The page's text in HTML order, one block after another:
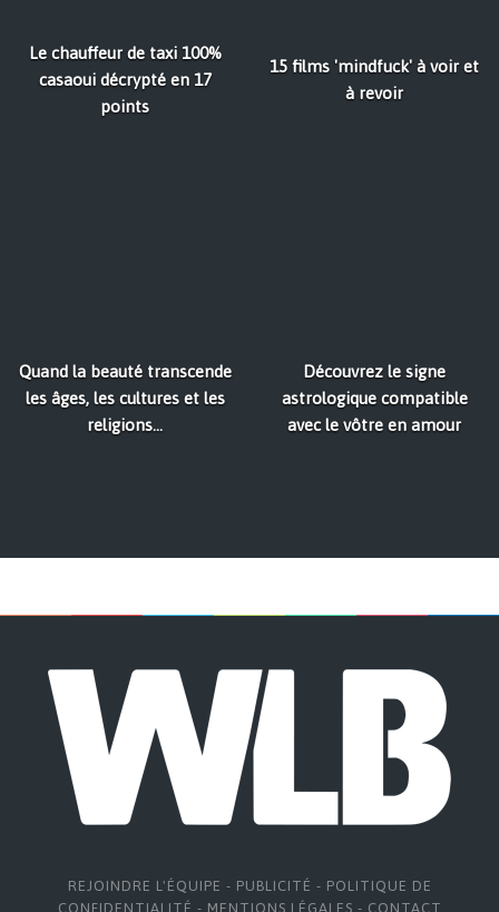
Le chauffeur de taxi 100%
casaoui décrypté en 17
points
15 films 'mindfuck' à voir et
à revoir
Quand la beauté transcende
les âges, les cultures et les
religions...
Découvrez le signe
astrologique compatible
avec le vôtre en amour
REJOINDRE L'ÉQUIPE - PUBLICITÉ - POLITIQUE DE
CONFIDENTIALITÉ - MENTIONS LÉGALES - CONTACT